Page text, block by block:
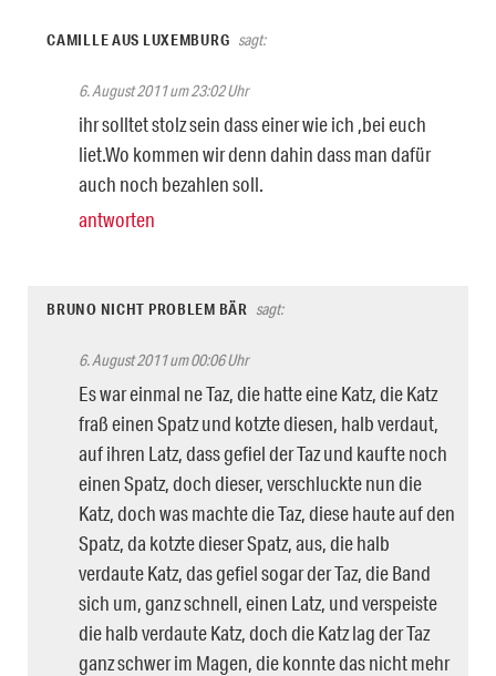
CAMILLE AUS LUXEMBURG sagt:
6. August 2011 um 23:02 Uhr
ihr solltet stolz sein dass einer wie ich ,bei euch
liet.Wo kommen wir denn dahin dass man dafür
auch noch bezahlen soll.
antworten
BRUNO NICHT PROBLEM BÄR sagt:
6. August 2011 um 00:06 Uhr
Es war einmal ne Taz, die hatte eine Katz, die Katz
fraß einen Spatz und kotzte diesen, halb verdaut,
auf ihren Latz, dass gefiel der Taz und kaufte noch
einen Spatz, doch dieser, verschluckte nun die
Katz, doch was machte die Taz, diese haute auf den
Spatz, da kotzte dieser Spatz, aus, die halb
verdaute Katz, das gefiel sogar der Taz, die Band
sich um, ganz schnell, einen Latz, und verspeiste
die halb verdaute Katz, doch die Katz lag der Taz
ganz schwer im Magen, die konnte das nicht mehr